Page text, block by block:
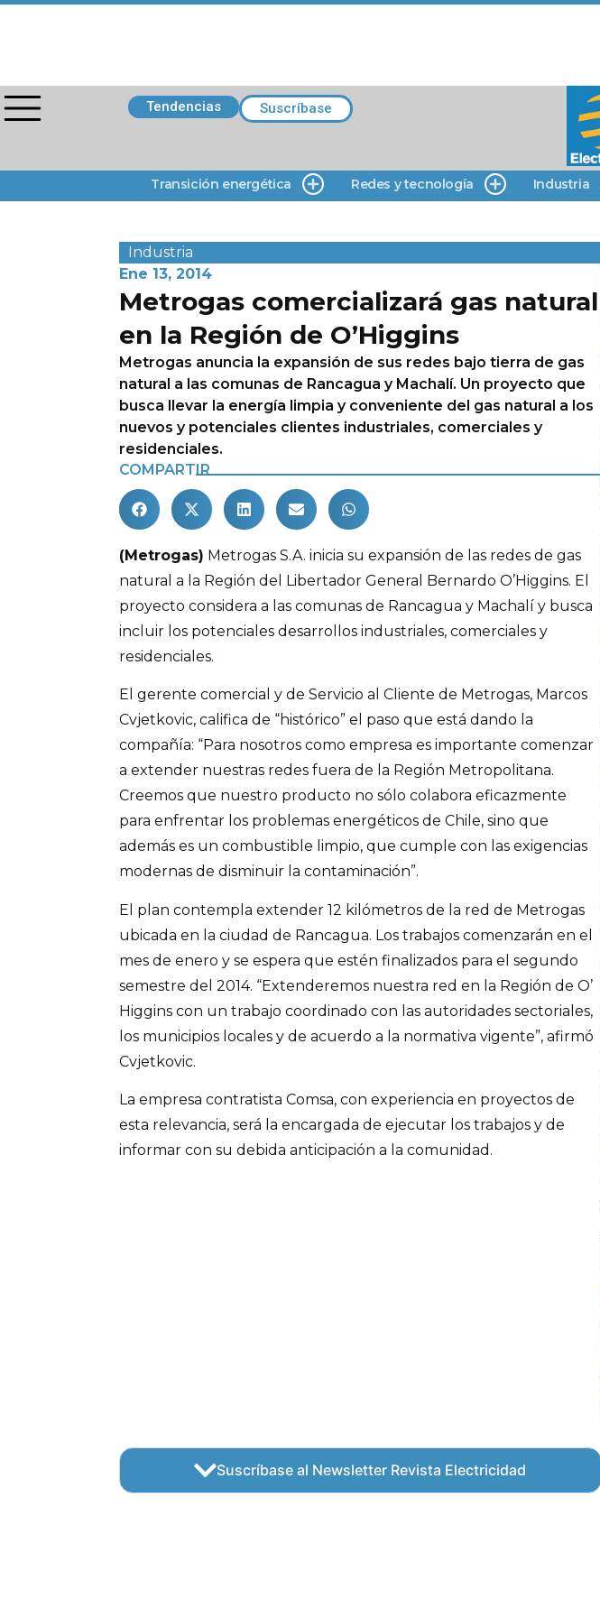
Tendencias Suscríbase
Transición energética Redes y tecnología Industria
Industria
Ene 13, 2014
Metrogas comercializará gas natural
en la Región de O’Higgins
Metrogas anuncia la expansión de sus redes bajo tierra de gas
natural a las comunas de Rancagua y Machalí. Un proyecto que
busca llevar la energía limpia y conveniente del gas natural a los
nuevos y potenciales clientes industriales, comerciales y
residenciales.
COMPARTIR
(Metrogas) Metrogas S.A. inicia su expansión de las redes de gas
natural a la Región del Libertador General Bernardo O’Higgins. El
proyecto considera a las comunas de Rancagua y Machalí y busca
incluir los potenciales desarrollos industriales, comerciales y
residenciales.
El gerente comercial y de Servicio al Cliente de Metrogas, Marcos
Cvjetkovic, califica de “histórico” el paso que está dando la
compañía: “Para nosotros como empresa es importante comenzar
a extender nuestras redes fuera de la Región Metropolitana.
Creemos que nuestro producto no sólo colabora eficazmente
para enfrentar los problemas energéticos de Chile, sino que
además es un combustible limpio, que cumple con las exigencias
modernas de disminuir la contaminación”.
El plan contempla extender 12 kilómetros de la red de Metrogas
ubicada en la ciudad de Rancagua. Los trabajos comenzarán en el
mes de enero y se espera que estén finalizados para el segundo
semestre del 2014. “Extenderemos nuestra red en la Región de O’
Higgins con un trabajo coordinado con las autoridades sectoriales,
los municipios locales y de acuerdo a la normativa vigente”, afirmó
Cvjetkovic.
La empresa contratista Comsa, con experiencia en proyectos de
esta relevancia, será la encargada de ejecutar los trabajos y de
informar con su debida anticipación a la comunidad.
Suscríbase al Newsletter Revista Electricidad